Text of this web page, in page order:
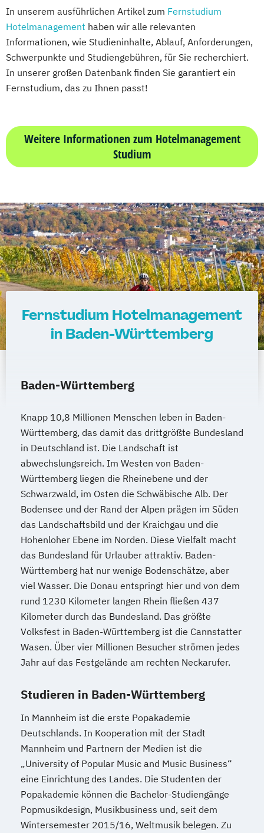
Nachhaltigkeitsmanagement
Online Marketing
Personalpsychologie und Human Resource
Management
Pflege
Prozess- und Projektmanagement
Pädagogik
Sales Management & Strategy
Sozialmanagement Sozialwissenschaften
Sustainability Management
Therapiewissenschaften - Ergotherapie
Therapiewissenschaften - Logopädie
Therapiewissenschaften - Physiotherapie
Wirtschaftsingenieurwesen
Wirtschaftsingenieurwesen und
Intelligenz
Wirtschaftspsychologie (DE/EN))
Wirtschaftspsychologie im Online-
Abendstudium
Wirtschaftsrecht
Wirtschaftswissenschaften
Vertriebsmanagement
Werbe- und Medienpsychologie
Wirtschaftspsychologie
In unserem ausführlichen Artikel zum Fernstudium
Hotelmanagement haben wir alle relevanten
Informationen, wie Studieninhalte, Ablauf, Anforderungen,
Schwerpunkte und Studiengebühren, für Sie recherchiert.
In unserer großen Datenbank finden Sie garantiert ein
Fernstudium, das zu Ihnen passt!
Weitere Informationen zum Hotelmanagement
Studium
Fernstudium Hotelmanagement
in Baden-Württemberg
Baden-Württemberg
Knapp 10,8 Millionen Menschen leben in Baden-
Württemberg, das damit das drittgrößte Bundesland
in Deutschland ist. Die Landschaft ist
abwechslungsreich. Im Westen von Baden-
Württemberg liegen die Rheinebene und der
Schwarzwald, im Osten die Schwäbische Alb. Der
Bodensee und der Rand der Alpen prägen im Süden
das Landschaftsbild und der Kraichgau und die
Hohenloher Ebene im Norden. Diese Vielfalt macht
das Bundesland für Urlauber attraktiv. Baden-
Württemberg hat nur wenige Bodenschätze, aber
viel Wasser. Die Donau entspringt hier und von dem
rund 1230 Kilometer langen Rhein fließen 437
Kilometer durch das Bundesland. Das größte
Volksfest in Baden-Württemberg ist die Cannstatter
Wasen. Über vier Millionen Besucher strömen jedes
Jahr auf das Festgelände am rechten Neckarufer.
Studieren in Baden-Württemberg
In Mannheim ist die erste Popakademie
Deutschlands. In Kooperation mit der Stadt
Mannheim und Partnern der Medien ist die
„University of Popular Music and Music Business“
eine Einrichtung des Landes. Die Studenten der
Popakademie können die Bachelor-Studiengänge
Popmusikdesign, Musikbusiness und, seit dem
Wintersemester 2015/16, Weltmusik belegen. Zu